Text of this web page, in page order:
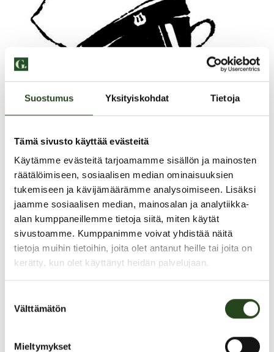
Suostumus Yksityiskohdat Tietoja
Tämä sivusto käyttää evästeitä
Käytämme evästeitä tarjoamamme sisällön ja mainosten
räätälöimiseen, sosiaalisen median ominaisuuksien
tukemiseen ja kävijämäärämme analysoimiseen. Lisäksi
jaamme sosiaalisen median, mainosalan ja analytiikka-
alan kumppaneillemme tietoja siitä, miten käytät
sivustoamme. Kumppanimme voivat yhdistää näitä
tietoja muihin tietoihin, joita olet antanut heille tai joita on
kerätty, kun olet käyttänyt heidän palvelujaan.
valinta
Välttämätön
Mieltymykset